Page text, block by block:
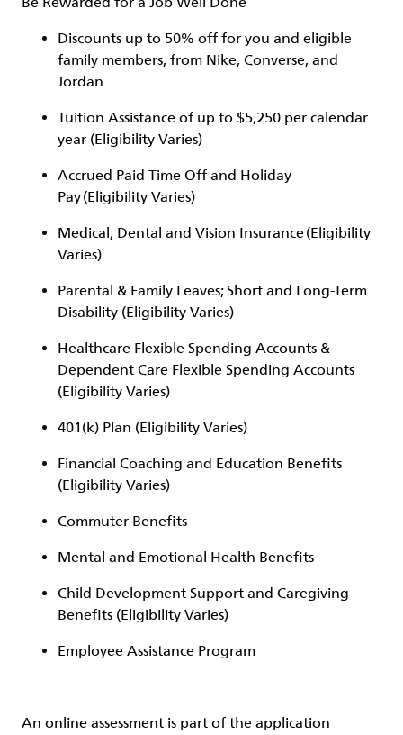
Discounts up to 50% off for you and eligible
family members, from Nike, Converse, and
Jordan
Tuition Assistance of up to $5,250 per calendar
year (Eligibility Varies)
Accrued Paid Time Off and Holiday
Pay (Eligibility Varies)
Medical, Dental and Vision Insurance (Eligibility
Varies)
Parental & Family Leaves; Short and Long-Term
Disability (Eligibility Varies)
Healthcare Flexible Spending Accounts &
Dependent Care Flexible Spending Accounts
(Eligibility Varies)
401(k) Plan (Eligibility Varies)
Financial Coaching and Education Benefits
(Eligibility Varies)
Commuter Benefits
Mental and Emotional Health Benefits
Child Development Support and Caregiving
Benefits (Eligibility Varies)
Employee Assistance Program
An online assessment is part of the application